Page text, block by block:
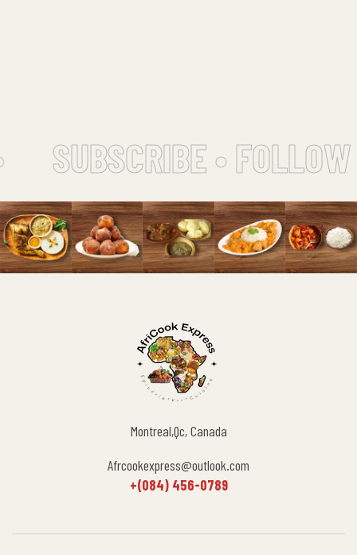
SUBSCRIBE •
Montreal,Qc, Canada
Afrcookexpress@outlook.com
+(084) 456-0789